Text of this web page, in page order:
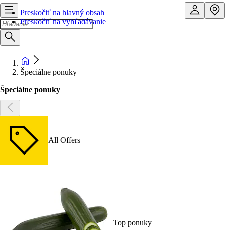
Preskočiť na hlavný obsah
Preskočiť na vyhľadávanie
Špeciálne ponuky
Špeciálne ponuky
All Offers
Top ponuky